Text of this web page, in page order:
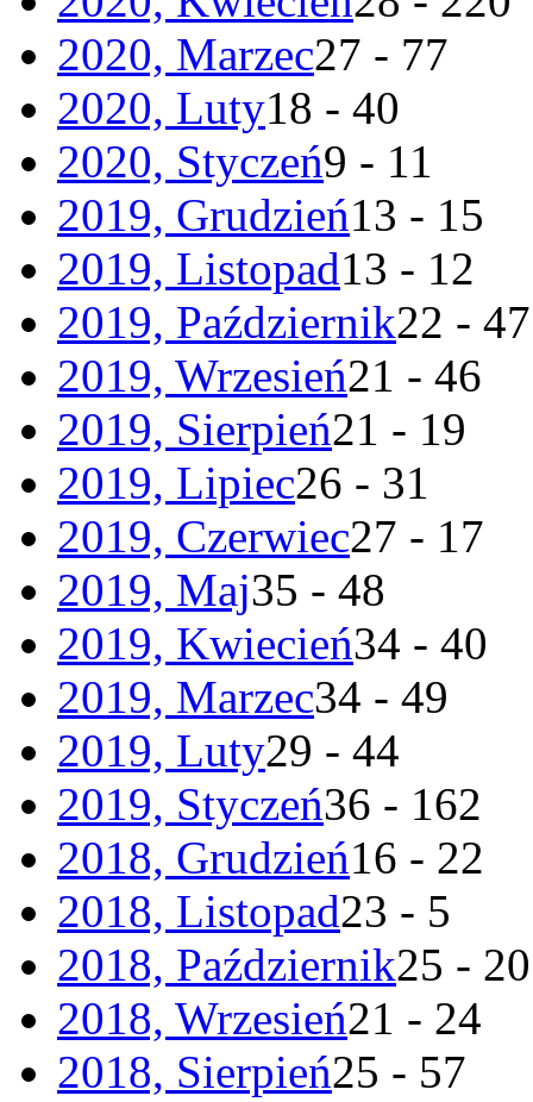
2020, Marzec27 - 77
2020, Luty18 - 40
2020, Styczeń9 - 11
2019, Grudzień13 - 15
2019, Listopad13 - 12
2019, Październik22 - 47
2019, Wrzesień21 - 46
2019, Sierpień21 - 19
2019, Lipiec26 - 31
2019, Czerwiec27 - 17
2019, Maj35 - 48
2019, Kwiecień34 - 40
2019, Marzec34 - 49
2019, Luty29 - 44
2019, Styczeń36 - 162
2018, Grudzień16 - 22
2018, Listopad23 - 5
2018, Październik25 - 20
2018, Wrzesień21 - 24
2018, Sierpień25 - 57